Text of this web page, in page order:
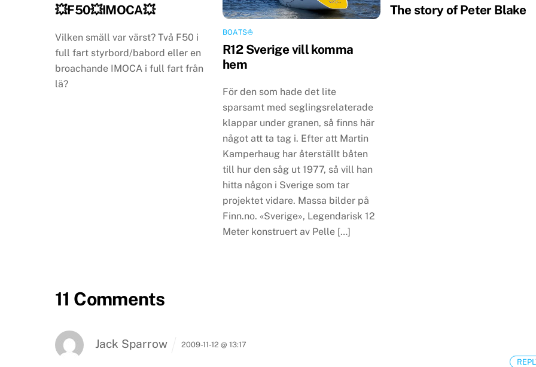
💥F50💥IMOCA💥
Vilken smäll var värst? Två F50 i
full fart styrbord/babord eller en
broachande IMOCA i full fart från
lä?
BOATS⛵️
R12 Sverige vill komma
hem
För den som hade det lite
sparsamt med seglingsrelaterade
klappar under granen, så finns här
något att ta tag i. Efter att Martin
Kamperhaug har återställt båten
till hur den såg ut 1977, så vill han
hitta någon i Sverige som tar
projektet vidare. Massa bilder på
Finn.no. «Sverige», Legendarisk 12
Meter konstruert av Pelle […]
The story of Peter Blake
11 Comments
Jack Sparrow 2009-11-12 @ 13:17